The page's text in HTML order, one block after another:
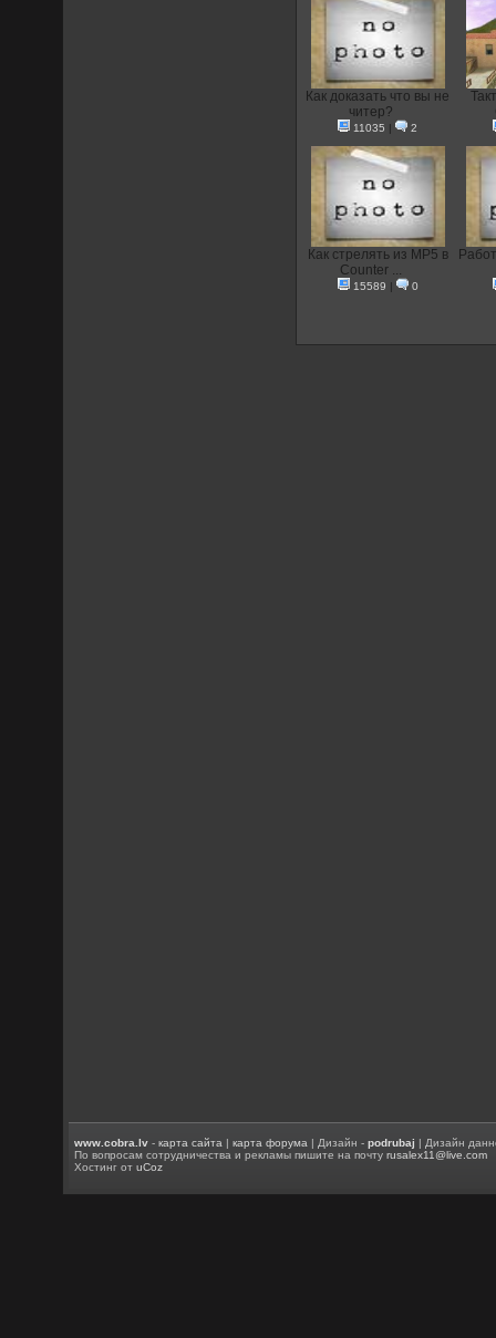
Как доказать что вы не
читер?
11035 | 2
Как стрелять из MP5 в
Counter ...
15589 | 0
www.cobra.lv -карта сайта |карта форума | Дизайн -podrubaj | Дизайн
По вопросам сотрудничества и рекламы пишите на почтуrusalex11@live.com
Хостинг отuCoz